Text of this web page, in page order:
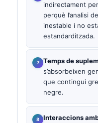
indirectament
perquè l’analisi
inestable i no
estandarditzada.
Temps de
s’absorbeixen
que contingui
negre.
Interaccions